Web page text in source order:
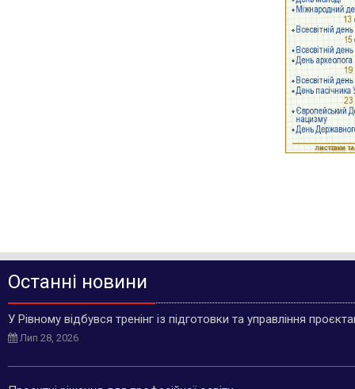
Останні новини
У Рівному відбувся тренінг із підготовки та управління
Лип 28, 2026